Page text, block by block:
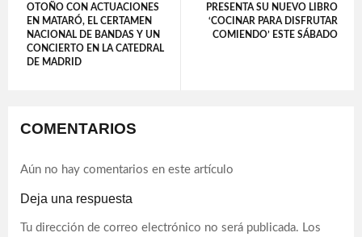
OTOÑO CON ACTUACIONES
EN MATARÓ, EL CERTAMEN
NACIONAL DE BANDAS Y UN
CONCIERTO EN LA CATEDRAL
DE MADRID
PRESENTA SU NUEVO LIBRO
‘COCINAR PARA DISFRUTAR
COMIENDO’ ESTE SÁBADO
COMENTARIOS
Aún no hay comentarios en este artículo
Deja una respuesta
Tu dirección de correo electrónico no será publicada. Los